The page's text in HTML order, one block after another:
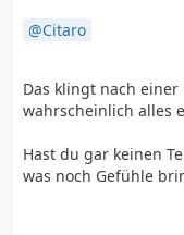
Citaro
Das klingt nach
wahrscheinlich alles
Hast du gar keinen
was noch Gefühle